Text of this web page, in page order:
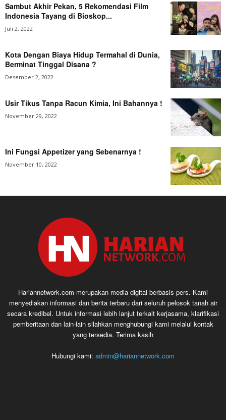
Sambut Akhir Pekan, 5 Rekomendasi Film
Indonesia Tayang di Bioskop...
Juli 2, 2022
Kota Dengan Biaya Hidup Termahal di Dunia,
Berminat Tinggal Disana ?
Desember 2, 2022
Usir Tikus Tanpa Racun Kimia, Ini Bahannya !
November 29, 2022
Ini Fungsi Appetizer yang Sebenarnya !
November 10, 2022
Hariannetwork.com merupakan media digital berbasis pers. Kami
menyediakan informasi dan berita terbaru dari seluruh pelosok tanah air
secara kredibel. Untuk informasi lebih lanjut terkait kerjasama, klarifikasi
pemberitaan dan lain-lain silahkan menghubungi kami melalui kontak
yang tersedia. Terima kasih
Hubungi kami: admin@hariannetwork.com